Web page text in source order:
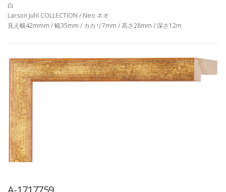
白
Larson Juhl COLLECTION / Neo ネオ
見え幅42mmm / 幅35mm / カカリ7mm / 高さ28mm / 深さ12m